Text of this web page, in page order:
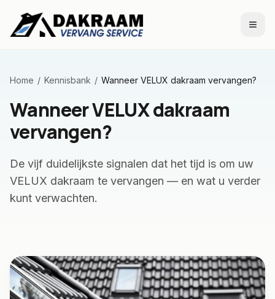
Home / Kennisbank / Wanneer VELUX dakraam vervangen?
Wanneer VELUX dakraam
vervangen?
De vijf duidelijkste signalen dat het tijd is om uw
VELUX dakraam te vervangen — en wat u verder
kunt verwachten.